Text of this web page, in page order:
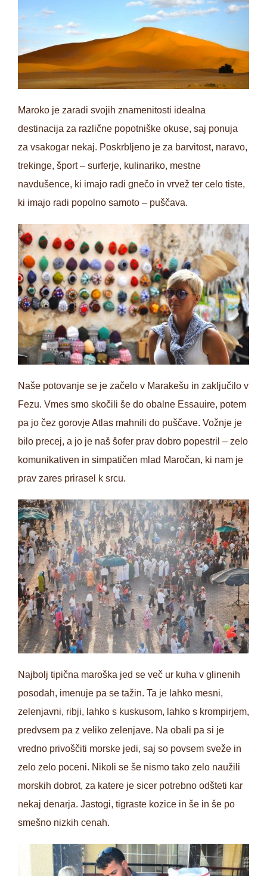
Maroko je zaradi svojih znamenitosti idealna
destinacija za različne popotniške okuse, saj ponuja
za vsakogar nekaj. Poskrbljeno je za barvitost, naravo,
trekinge, šport – surferje, kulinariko, mestne
navdušence, ki imajo radi gnečo in vrvež ter celo tiste,
ki imajo radi popolno samoto – puščava.
Naše potovanje se je začelo v Marakešu in zaključilo v
Fezu. Vmes smo skočili še do obalne Essauire, potem
pa jo čez gorovje Atlas mahnili do puščave. Vožnje je
bilo precej, a jo je naš šofer prav dobro popestril – zelo
komunikativen in simpatičen mlad Maročan, ki nam je
prav zares prirasel k srcu.
Najbolj tipična maroška jed se več ur kuha v glinenih
posodah, imenuje pa se tažin. Ta je lahko mesni,
zelenjavni, ribji, lahko s kuskusom, lahko s krompirjem,
predvsem pa z veliko zelenjave. Na obali pa si je
vredno privoščiti morske jedi, saj so povsem sveže in
zelo zelo poceni. Nikoli se še nismo tako zelo naužili
morskih dobrot, za katere je sicer potrebno odšteti kar
nekaj denarja. Jastogi, tigraste kozice in še in še po
smešno nizkih cenah.